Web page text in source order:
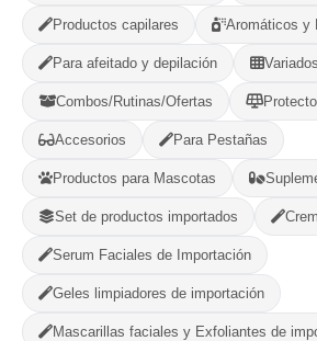
Productos capilares Aromáticos y
Para afeitado y depilación Variados
Combos/Rutinas/Ofertas
Accesorios Para Pestañas
Productos para Mascotas
Set de productos importados
Serum Faciales de Importación
Geles limpiadores de importación
Mascarillas faciales y Exfoliantes de
- +
Categorías: Productos Frescos